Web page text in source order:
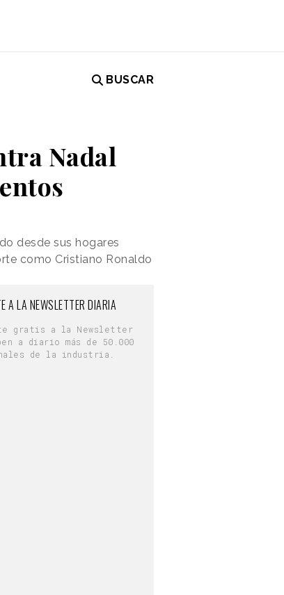
BUSCAR
Nadal
desde sus hogares
como Cristiano Ronaldo
A LA NEWSLETTER DIARIA
gratis a la Newsletter
a diario más de 50.000
de la industria.